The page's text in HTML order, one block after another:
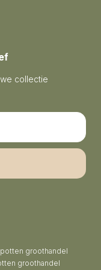
collectie
groothandel
groothandel